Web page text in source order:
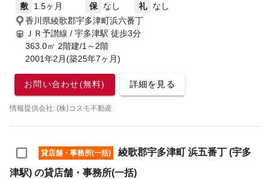
敷 1.5ヶ月 保 なし 礼
なし
香川県綾歌郡宇多津町浜六番丁
ＪＲ予讃線 / 宇多津駅 徒歩3分
363.0㎡ 2階建/1～2階
2001年2月(築25年7ヶ月)
お問い合わせ(無料) 詳細を見る
情報提供会社: (株)コスモ不動産
貸店舗・事務所(一括)
綾歌郡宇多津町 浜五番丁 (宇多
津駅) の貸店舗・事務所(一括)